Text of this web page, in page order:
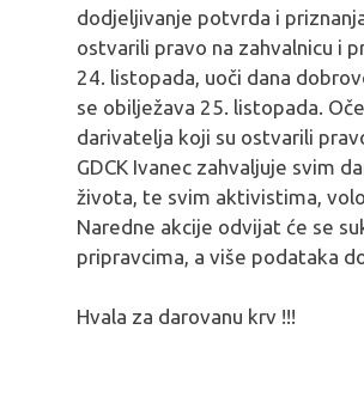
dodjeljivanje potvrda i
ostvarili pravo na zahvalnicu i
24. listopada, uoči dana
se obilježava 25. listopada.
darivatelja koji su ostvarili
GDCK Ivanec zahvaljuje svim
života, te svim aktivistima,
Naredne akcije odvijat će se
pripravcima, a više podataka
Hvala za darovanu krv !!!